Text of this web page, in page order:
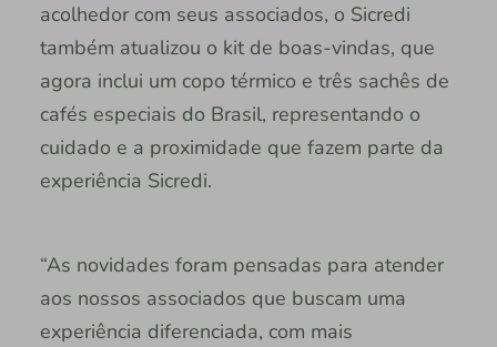
acolhedor com seus associados, o Sicredi
também atualizou o kit de boas-vindas, que
agora inclui um copo térmico e três sachês de
cafés especiais do Brasil, representando o
cuidado e a proximidade que fazem parte da
experiência Sicredi.
“As novidades foram pensadas para atender
aos nossos associados que buscam uma
experiência diferenciada, com mais